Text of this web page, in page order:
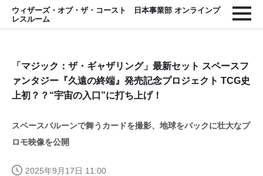
ウィザーズ・オブ・ザ・コースト 日本事業部 オンラインプ
レスルーム
「マジック：ザ・ギャザリング」最新セット スペースフ
ァンタジー『久遠の終端』発売記念プロジェクト TCG史
上初？？“宇宙の入口”に打ち上げ！
スペースバルーンで舞うカードを撮影、地球をバックに壮大なプ
ロモ映像を公開
2025年9月17日 11:00